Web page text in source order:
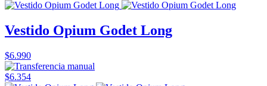
Vestido Opium Godet Long
$6.990
$6.354